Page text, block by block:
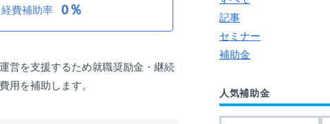
経費補助率 0％
営を支援するため就職奨励金・継続
用を補助します。
記事
セミナー
補助金
人気補助金